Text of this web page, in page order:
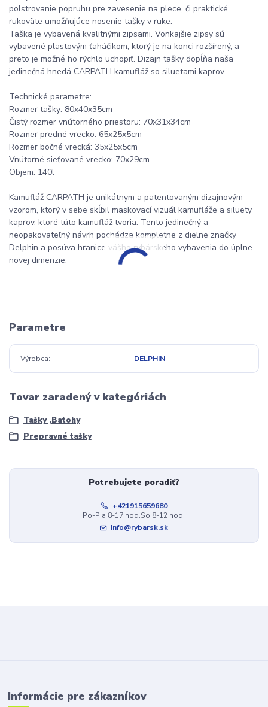
polstrovanie popruhu pre zavesenie na plece, či praktické
rukoväte umožňujúce nosenie tašky v ruke.
Taška je vybavená kvalitnými zipsami. Vonkajšie zipsy sú
vybavené plastovým ťaháčikom, ktorý je na konci rozšírený, a
preto je možné ho rýchlo uchopiť. Dizajn tašky dopĺňa naša
jedinečná hnedá CARPATH kamufláž so siluetami kaprov.
Technické parametre:
Rozmer tašky: 80x40x35cm
Čistý rozmer vnútorného priestoru: 70x31x34cm
Rozmer predné vrecko: 65x25x5cm
Rozmer bočné vrecká: 35x25x5cm
Vnútorné sieťované vrecko: 70x29cm
Objem: 140l
Kamufláž CARPATH je unikátnym a patentovaným dizajnovým
vzorom, ktorý v sebe skĺbil maskovací vizuál kamufláže a siluety
kaprov, ktoré túto kamufláž tvoria. Tento jedinečný a
neopakovateľný návrh pochádza kompletne z dielne značky
Delphin a posúva hranice vášho rybárskeho vybavenia do úplne
novej dimenzie.
Parametre
Výrobca DELPHIN
Tovar zaradený v kategóriách
Tašky ,Batohy
Prepravné tašky
Potrebujete poradiť?
+421915659680
Po-Pia 8-17 hod.So 8-12 hod.
info@rybarsk.sk
Informácie pre zákazníkov